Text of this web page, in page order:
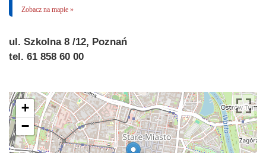
Zobacz na mapie »
ul. Szkolna 8 /12, Poznań
tel. 61 858 60 00
+
−